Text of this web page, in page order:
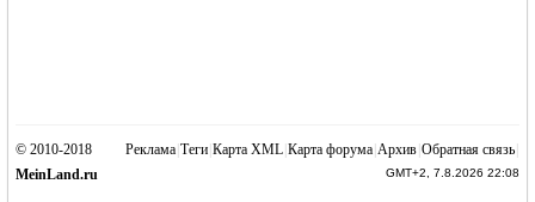
Реклама Теги Карта XML Карта форума Архив Обратная связь
GMT+2, 7.8.2026 22:08
© 2010-2018
MeinLand.ru